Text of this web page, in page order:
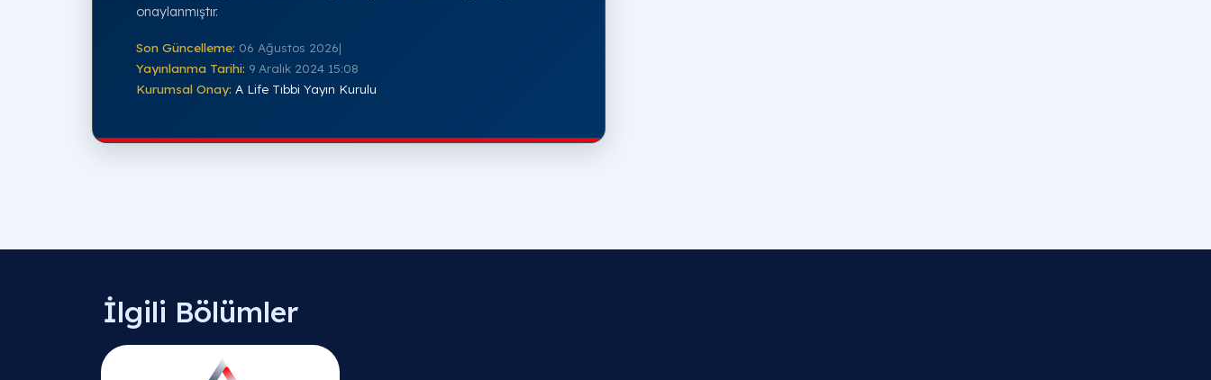
onaylanmıştır.
Son Güncelleme: 06 Ağustos 2026|
Yayınlanma Tarihi: 9 Aralık 2024 15:08
Kurumsal Onay: A Life Tıbbi Yayın Kurulu
İlgili Bölümler